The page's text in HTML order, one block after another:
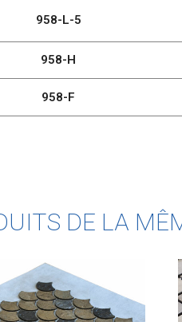
958-L-5
958-H
958-F
DE LA